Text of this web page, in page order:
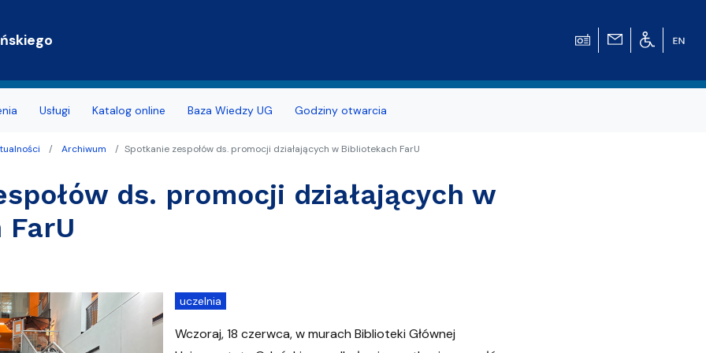
Open Access
Usługi Katalog online Baza Wiedzy UG Godziny otwarcia
Archiwum Spotkanie zespołów ds. promocji działających w Bibliotekach FarU
ds. promocji działających w
uczelnia
Wczoraj, 18 czerwca, w murach Biblioteki Głównej